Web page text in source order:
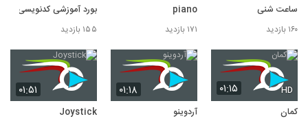
ساعت شنی
۱۶۰ بازدید
piano
۱۷۱ بازدید
بورد آموزشی کدنویسی
۱۵۵ بازدید
۰۱:۱۵ HD
کمان
۰۱:۱۸
آردوینو
۰۱:۵۱
Joystick